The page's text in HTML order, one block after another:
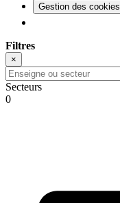
Gestion des cookies
Filtres
×
Secteurs
0